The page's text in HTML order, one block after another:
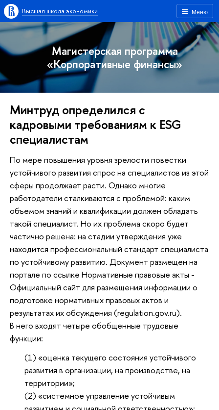
Меню
Высшая школа экономики
Магистерская программа
«Корпоративные финансы»
Минтруд определился с
кадровыми требованиям к ESG
специалистам
По мере повышения уровня зрелости повестки
устойчивого развития спрос на специалистов из этой
сферы продолжает расти. Однако многие
работодатели сталкиваются с проблемой: каким
объемом знаний и квалификации должен обладать
такой специалист. Но их проблема скоро будет
частично решена: на стадии утверждения уже
находится профессиональный стандарт специалиста
по устойчивому развитию. Документ размещен на
портале по ссылке Нормативные правовые акты -
Официальный сайт для размещения информации о
подготовке нормативных правовых актов и
результатах их обсуждения (regulation.gov.ru).
В него входят четыре обобщенные трудовые
функции:
(1) «оценка текущего состояния устойчивого
развития в организации, на производстве, на
территории»;
(2) «системное управление устойчивым